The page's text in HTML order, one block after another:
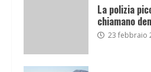
La polizia
chiamano
23 febbraio